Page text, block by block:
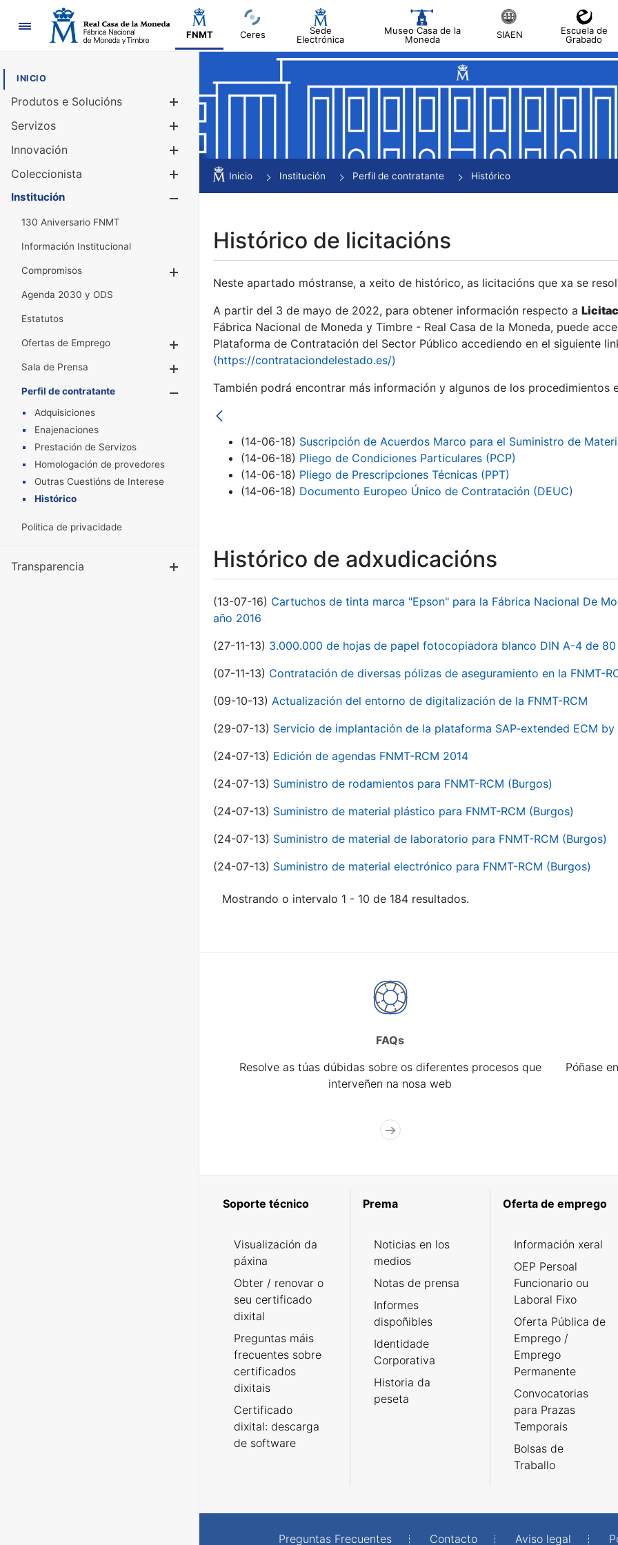
Navegación
FNMT Ceres
Sede
Electrónica
Museo Casa de la
Moneda
SIAEN
Escuela de
Grabado
INICIO
Produtos e Solucións
Mostrar/Ocultar
Servizos
Innovación
Coleccionista
Mostrar/Ocultar
Institución
130 Aniversario FNMT
Información Institucional
Compromisos
Agenda 2030 y ODS
Estatutos
Ofertas de Emprego
Mostrar/Ocultar
Sala de Prensa
Mostrar/Ocultar
Perfil de contratante
Mostrar/Ocultar
Adquisiciones
Enajenaciones
Prestación de Servizos
Homologación de provedores
Outras Cuestións de Interese
Histórico
Política de privacidade
Transparencia Mostrar/Ocultar
Inicio Institución Perfil de contratante Histórico
Histórico de licitacións
Neste apartado móstranse, a xeito de histórico, as licitacións que xa se
A partir del 3 de mayo de 2022, para obtener información respecto a
Fábrica Nacional de Moneda y Timbre - Real Casa de la Moneda, puede
Plataforma de Contratación del Sector Público accediendo en el siguiente
(https://contrataciondelestado.es/)
También podrá encontrar más información y algunos de los procedimientos
(14-06-18) Suscripción de Acuerdos Marco para el Suministro de
(14-06-18) Pliego de Condiciones Particulares (PCP)
(14-06-18) Pliego de Prescripciones Técnicas (PPT)
(14-06-18) Documento Europeo Único de Contratación (DEUC)
Histórico de adxudicacións
(13-07-16) Cartuchos de tinta marca "Epson" para la Fábrica Nacional De
año 2016
(27-11-13) 3.000.000 de hojas de papel fotocopiadora blanco DIN A-4 de 80
(07-11-13) Contratación de diversas pólizas de aseguramiento en la FNMT-
(09-10-13) Actualización del entorno de digitalización de la FNMT-RCM
(29-07-13) Servicio de implantación de la plataforma SAP-extended ECM by
(24-07-13) Edición de agendas FNMT-RCM 2014
(24-07-13) Suministro de rodamientos para FNMT-RCM (Burgos)
(24-07-13) Suministro de material plástico para FNMT-RCM (Burgos)
(24-07-13) Suministro de material de laboratorio para FNMT-RCM (Burgos)
(24-07-13) Suministro de material electrónico para FNMT-RCM (Burgos)
Mostrando o intervalo 1 - 10 de 184 resultados.
FAQs
Resolve as túas dúbidas sobre os diferentes procesos que
interveñen na nosa web
Póñase
Soporte técnico
Visualización da
páxina
Obter / renovar o
seu certificado
dixital
Preguntas máis
frecuentes sobre
certificados
dixitais
Certificado
dixital: descarga
de software
Prema
Noticias en los
medios
Notas de prensa
Informes
dispoñibles
Identidade
Corporativa
Historia da
peseta
Oferta de emprego
Información xeral
OEP Persoal
Funcionario ou
Laboral Fixo
Oferta Pública de
Emprego /
Emprego
Permanente
Convocatorias
para Prazas
Temporais
Bolsas de
Traballo
Preguntas Frecuentes Contacto Aviso legal